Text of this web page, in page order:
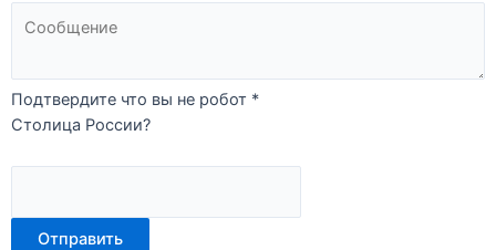
Подтвердите что вы не робот *
Столица России?
Отправить